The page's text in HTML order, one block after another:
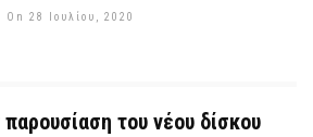
On 28 Ιουλίου, 2020
του νέου δίσκου